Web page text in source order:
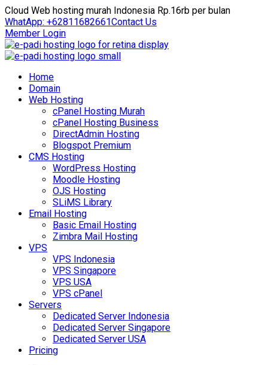
Cloud Web hosting murah Indonesia Rp.16rb per bulan
WhatApp: +62811682661Contact Us
Member Login
Home
Domain
Web Hosting
cPanel Hosting Murah
cPanel Hosting Business
DirectAdmin Hosting
Blogspot Premium
CMS Hosting
WordPress Hosting
Moodle Hosting
OJS Hosting
SLiMS Library
Email Hosting
Basic Email Hosting
Zimbra Mail Hosting
VPS
VPS Indonesia
VPS Singapore
VPS USA
VPS cPanel
Servers
Dedicated Server Indonesia
Dedicated Server Singapore
Dedicated Server USA
Pricing